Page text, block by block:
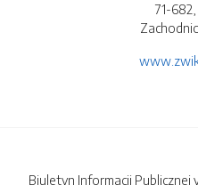
71-682,
Biuletyn Informacji Publicznej